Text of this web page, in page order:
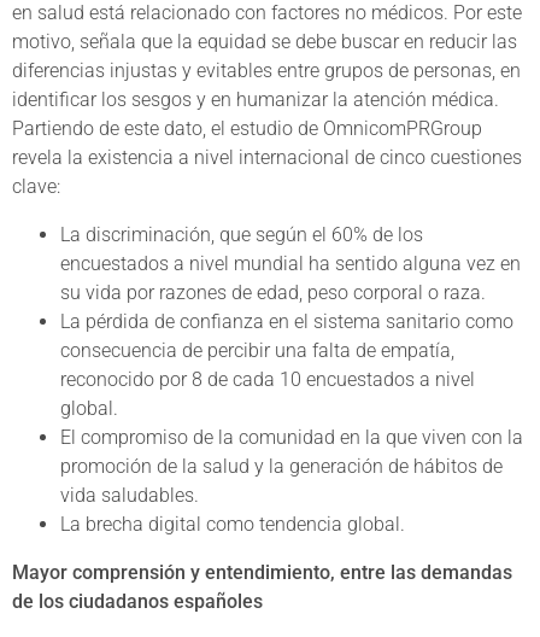
en salud está relacionado con factores no médicos. Por este
motivo, señala que la equidad se debe buscar en reducir las
diferencias injustas y evitables entre grupos de personas, en
identificar los sesgos y en humanizar la atención médica.
Partiendo de este dato, el estudio de OmnicomPRGroup
revela la existencia a nivel internacional de cinco cuestiones
clave:
La discriminación, que según el 60% de los
encuestados a nivel mundial ha sentido alguna vez en
su vida por razones de edad, peso corporal o raza.
La pérdida de confianza en el sistema sanitario como
consecuencia de percibir una falta de empatía,
reconocido por 8 de cada 10 encuestados a nivel
global.
El compromiso de la comunidad en la que viven con la
promoción de la salud y la generación de hábitos de
vida saludables.
La brecha digital como tendencia global.
Mayor comprensión y entendimiento, entre las demandas
de los ciudadanos españoles